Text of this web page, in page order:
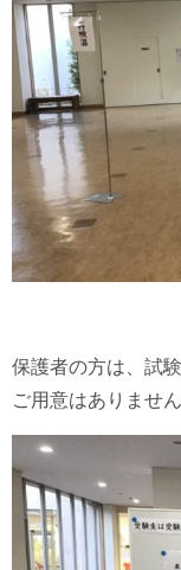
保護者の方は、試
ご用意はありません